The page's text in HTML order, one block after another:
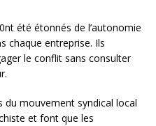
été étonnés de l’autonomie
chaque entreprise. Ils
le conflit sans consulter
du mouvement syndical local
et font que les